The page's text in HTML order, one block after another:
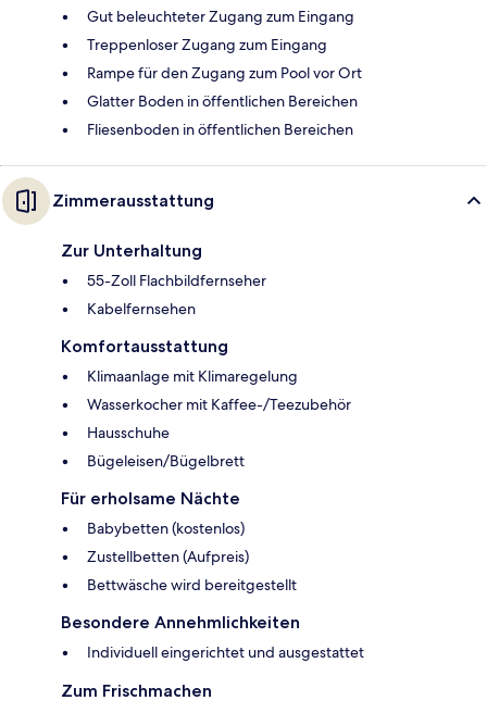
Gut beleuchteter Zugang zum Eingang
Treppenloser Zugang zum Eingang
Rampe für den Zugang zum Pool vor Ort
Glatter Boden in öffentlichen Bereichen
Fliesenboden in öffentlichen Bereichen
Zimmerausstattung
Zur Unterhaltung
55-Zoll Flachbildfernseher
Kabelfernsehen
Komfortausstattung
Klimaanlage mit Klimaregelung
Wasserkocher mit Kaffee-/Teezubehör
Hausschuhe
Bügeleisen/Bügelbrett
Für erholsame Nächte
Babybetten (kostenlos)
Zustellbetten (Aufpreis)
Bettwäsche wird bereitgestellt
Besondere Annehmlichkeiten
Individuell eingerichtet und ausgestattet
Zum Frischmachen